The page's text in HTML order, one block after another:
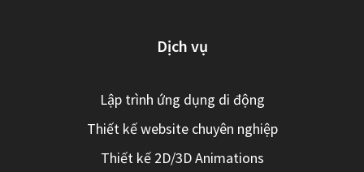
Dịch vụ
Lập trình ứng dụng di động
Thiết kế website chuyên nghiệp
Thiết kế 2D/3D Animations